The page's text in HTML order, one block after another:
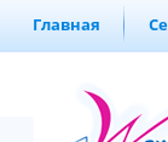
Главная